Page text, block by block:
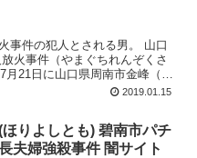
事件の犯人とされる男。 山口
火事件（やまぐちれんぞくさ
21日に山口県周南市金峰（み
2019.01.15
りよしとも) 碧南市パチ
夫婦強殺事件 闇サイト